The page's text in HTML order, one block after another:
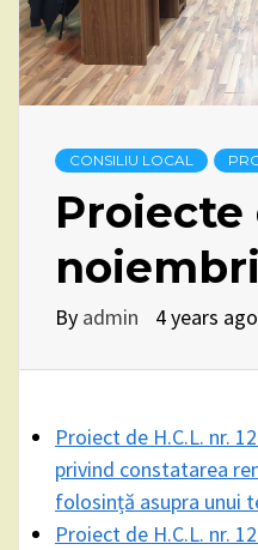
CONSILIU LOCAL
Proiecte
By admin 4 years ago
Proiect de H.C.L. nr.
privind constatarea
folosință asupra unui
Proiect de H.C.L. nr.